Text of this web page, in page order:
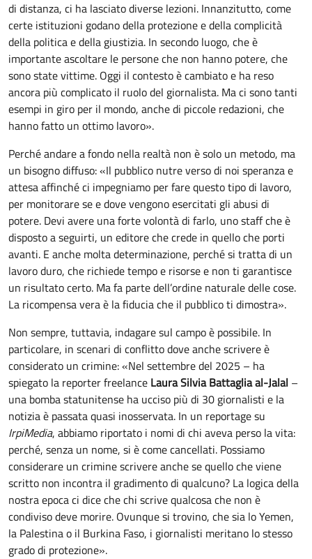
di distanza, ci ha lasciato diverse lezioni. Innanzitutto, come
certe istituzioni godano della protezione e della complicità
della politica e della giustizia. In secondo luogo, che è
importante ascoltare le persone che non hanno potere, che
sono state vittime. Oggi il contesto è cambiato e ha reso
ancora più complicato il ruolo del giornalista. Ma ci sono tanti
esempi in giro per il mondo, anche di piccole redazioni, che
hanno fatto un ottimo lavoro».
Perché andare a fondo nella realtà non è solo un metodo, ma
un bisogno diffuso: «Il pubblico nutre verso di noi speranza e
attesa affinché ci impegniamo per fare questo tipo di lavoro,
per monitorare se e dove vengono esercitati gli abusi di
potere. Devi avere una forte volontà di farlo, uno staff che è
disposto a seguirti, un editore che crede in quello che porti
avanti. E anche molta determinazione, perché si tratta di un
lavoro duro, che richiede tempo e risorse e non ti garantisce
un risultato certo. Ma fa parte dell’ordine naturale delle cose.
La ricompensa vera è la fiducia che il pubblico ti dimostra».
Non sempre, tuttavia, indagare sul campo è possibile. In
particolare, in scenari di conflitto dove anche scrivere è
considerato un crimine: «Nel settembre del 2025 – ha
spiegato la reporter freelance Laura Silvia Battaglia al-Jalal –
una bomba statunitense ha ucciso più di 30 giornalisti e la
notizia è passata quasi inosservata. In un reportage su
IrpiMedia, abbiamo riportato i nomi di chi aveva perso la vita:
perché, senza un nome, si è come cancellati. Possiamo
considerare un crimine scrivere anche se quello che viene
scritto non incontra il gradimento di qualcuno? La logica della
nostra epoca ci dice che chi scrive qualcosa che non è
condiviso deve morire. Ovunque si trovino, che sia lo Yemen,
la Palestina o il Burkina Faso, i giornalisti meritano lo stesso
grado di protezione».